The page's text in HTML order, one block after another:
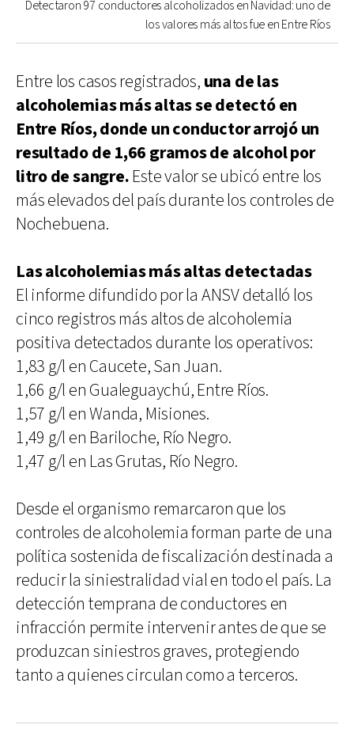
Detectaron 97 conductores alcoholizados en Navidad: uno de
los valores más altos fue en Entre Ríos
Entre los casos registrados, una de las
alcoholemias más altas se detectó en
Entre Ríos, donde un conductor arrojó un
resultado de 1,66 gramos de alcohol por
litro de sangre.Este valor se ubicó entre los
más elevados del país durante los controles de
Nochebuena.
Las alcoholemias más altas detectadas
El informe difundido por la ANSV detalló los
cinco registros más altos de alcoholemia
positiva detectados durante los operativos:
1,83 g/l en Caucete, San Juan.
1,66 g/l en Gualeguaychú, Entre Ríos.
1,57 g/l en Wanda, Misiones.
1,49 g/l en Bariloche, Río Negro.
1,47 g/l en Las Grutas, Río Negro.
Desde el organismo remarcaron que los
controles de alcoholemia forman parte de una
política sostenida de fiscalización destinada a
reducir la siniestralidad vial en todo el país. La
detección temprana de conductores en
infracción permite intervenir antes de que se
produzcan siniestros graves, protegiendo
tanto a quienes circulan como a terceros.